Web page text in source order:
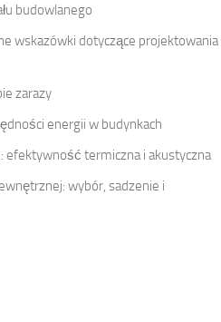
budowlanego
wskazówki dotyczące projektowania
zarazy
energii w budynkach
efektywność termiczna i akustyczna
wybór, sadzenie i